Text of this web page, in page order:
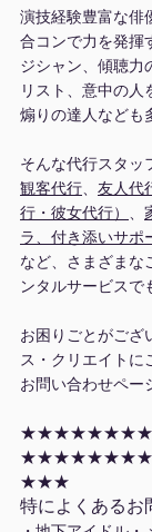
演技経験豊富な俳
合コンで力を発揮
ジシャン、傾聴力
リスト、意中の人
煽りの達人なども
そんな代行スタッ
観客代行
友人代
行・彼女代行）
ラ、付き添いサポ
など、さまざまな
ンタルサービスで
お困りごとがござ
ス・クリエイトに
お問い合わせペー
★★★
特によくあるお